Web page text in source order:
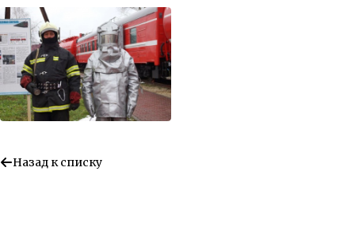
Назад к списку